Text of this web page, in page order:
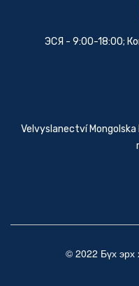
ЭСЯ - 9:00-18:00;
Velvyslanectví Mongolska
© 2022 Бүх эрх